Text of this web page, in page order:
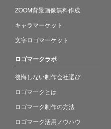
ZOOM背景画像無料作成
キャラマーケット
文字ロゴマーケット
ロゴマークラボ
後悔しない制作会社選び
ロゴマークとは
ロゴマーク制作の方法
ロゴマーク活用ノウハウ